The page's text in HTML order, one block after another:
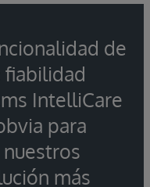
de
fiabilidad
IntelliCare
para
más